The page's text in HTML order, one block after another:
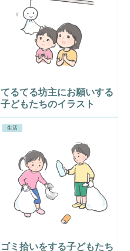
てるてる坊主にお願いする
子どもたちのイラスト
生活
ゴミ拾いをする子どもたち